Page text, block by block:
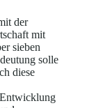
der
mit
sieben
solle
diese